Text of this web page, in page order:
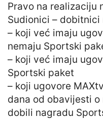
Pravo na realizaciju
Sudionici – dobitnici
– koji već imaju
nemaju Sportski
– koji već imaju
Sportski paket
– koji ugovore
dana od obavijesti
dobili nagradu